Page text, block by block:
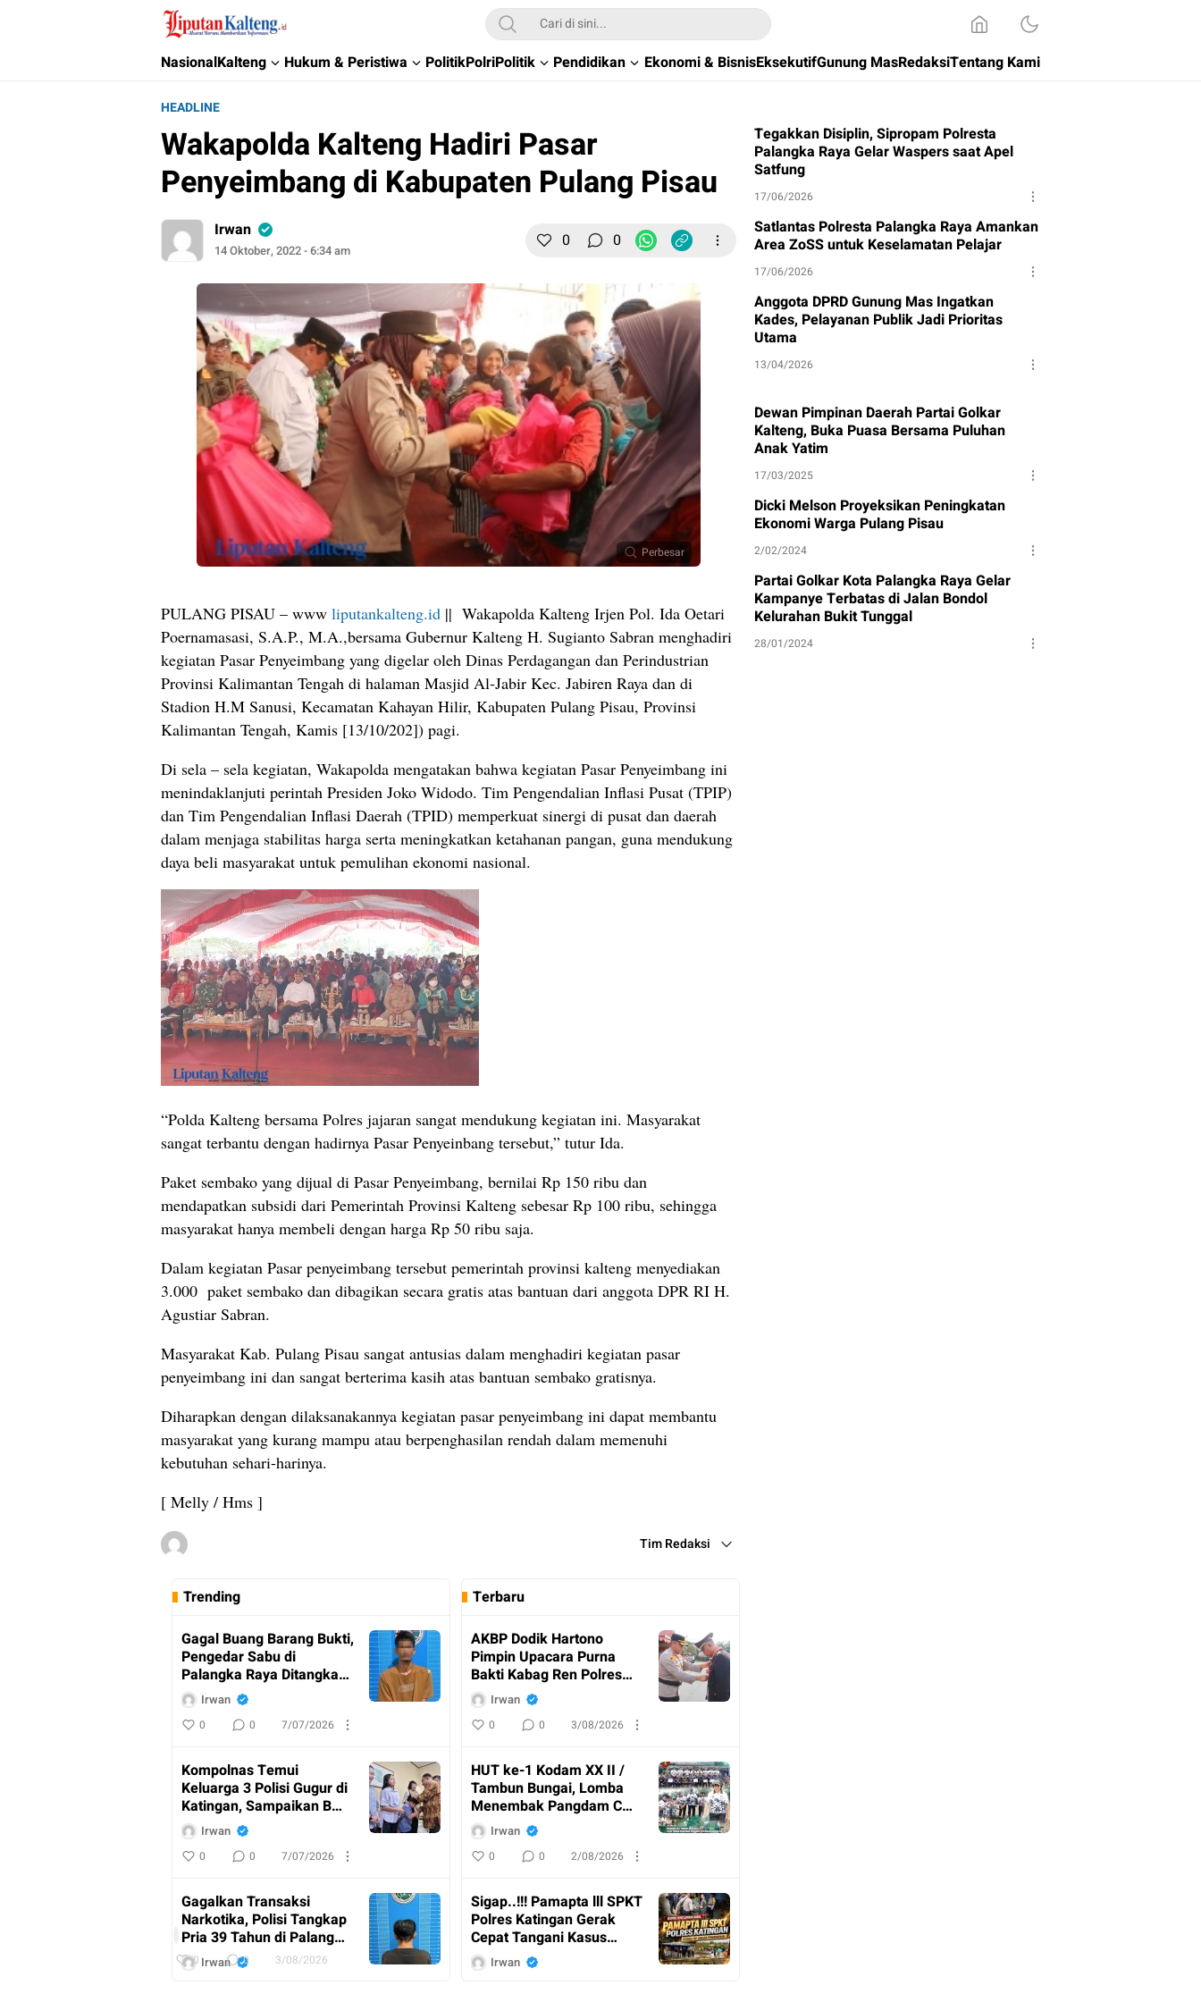
Liputan Kalteng
Akurat, Terpercaya & Independent
NasionalKalteng Hukum & Peristiwa PolitikPolriPolitik Pendidikan Ekonomi & BisnisEksekutifGunung MasRedaksiTentang Kami
HEADLINE
Wakapolda Kalteng Hadiri Pasar
Penyeimbang di Kabupaten Pulang Pisau
Irwan
14 Oktober, 2022 - 6:34 am 0 0
Perbesar
PULANG PISAU – www liputankalteng.id || Wakapolda Kalteng Irjen Pol. Ida Oetari
Poernamasasi, S.A.P., M.A.,bersama Gubernur Kalteng H. Sugianto Sabran menghadiri
kegiatan Pasar Penyeimbang yang digelar oleh Dinas Perdagangan dan Perindustrian
Provinsi Kalimantan Tengah di halaman Masjid Al-Jabir Kec. Jabiren Raya dan di
Stadion H.M Sanusi, Kecamatan Kahayan Hilir, Kabupaten Pulang Pisau, Provinsi
Kalimantan Tengah, Kamis [13/10/202]) pagi.
Di sela – sela kegiatan, Wakapolda mengatakan bahwa kegiatan Pasar Penyeimbang ini
menindaklanjuti perintah Presiden Joko Widodo. Tim Pengendalian Inflasi Pusat (TPIP)
dan Tim Pengendalian Inflasi Daerah (TPID) memperkuat sinergi di pusat dan daerah
dalam menjaga stabilitas harga serta meningkatkan ketahanan pangan, guna mendukung
daya beli masyarakat untuk pemulihan ekonomi nasional.
“Polda Kalteng bersama Polres jajaran sangat mendukung kegiatan ini. Masyarakat
sangat terbantu dengan hadirnya Pasar Penyeinbang tersebut,” tutur Ida.
Paket sembako yang dijual di Pasar Penyeimbang, bernilai Rp 150 ribu dan
mendapatkan subsidi dari Pemerintah Provinsi Kalteng sebesar Rp 100 ribu, sehingga
masyarakat hanya membeli dengan harga Rp 50 ribu saja.
Dalam kegiatan Pasar penyeimbang tersebut pemerintah provinsi kalteng menyediakan
3.000 paket sembako dan dibagikan secara gratis atas bantuan dari anggota DPR RI H.
Agustiar Sabran.
Masyarakat Kab. Pulang Pisau sangat antusias dalam menghadiri kegiatan pasar
penyeimbang ini dan sangat berterima kasih atas bantuan sembako gratisnya.
Diharapkan dengan dilaksanakannya kegiatan pasar penyeimbang ini dapat membantu
masyarakat yang kurang mampu atau berpenghasilan rendah dalam memenuhi
kebutuhan sehari-harinya.
[ Melly / Hms ]
Tim Redaksi
AKBP
Hartono
Pimpin
Upacara
Purna
I
r
w
a
0 0 3/08/2026
Trending
Gagal Buang Barang Bukti,
Pengedar Sabu di
Palangka Raya Ditangkap
PolisiIrwan
0 0 7/07/2026
Kompolnas Temui
Keluarga 3 Polisi Gugur di
Katingan, Sampaikan Bela
Sungkawa
Irwan
0 0 7/07/2026
Gagalkan Transaksi
Narkotika, Polisi Tangkap
Pria 39 Tahun di Palangka
RayaIrwan
Terbaru
AKBP Dodik Hartono
Pimpin Upacara Purna
Bakti Kabag Ren Polres
Katingan
Irwan
0 0 3/08/2026
HUT ke-1 Kodam XX II /
Tambun Bungai, Lomba
Menembak Pangdam Cup
Resmi Ditutup
Irwan
0 0 2/08/2026
Sigap..!!! Pamapta lll SPKT
Polres Katingan Gerak
Cepat Tangani Kasus
Penganiayaan
Irwan
Tegakkan Disiplin, Sipropam Polresta
Palangka Raya Gelar Waspers saat Apel
Satfung
17/06/2026
Satlantas Polresta Palangka Raya Amankan
Area ZoSS untuk Keselamatan Pelajar
17/06/2026
Anggota DPRD Gunung Mas Ingatkan
Kades, Pelayanan Publik Jadi Prioritas
Utama
13/04/2026
Dewan Pimpinan Daerah Partai Golkar
Kalteng, Buka Puasa Bersama Puluhan
Anak Yatim
17/03/2025
Dicki Melson Proyeksikan Peningkatan
Ekonomi Warga Pulang Pisau
2/02/2024
Partai Golkar Kota Palangka Raya Gelar
Kampanye Terbatas di Jalan Bondol
Kelurahan Bukit Tunggal
28/01/2024